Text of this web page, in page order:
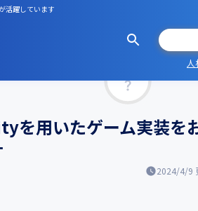
活躍しています
を用いたゲーム実装を
2024/4/9